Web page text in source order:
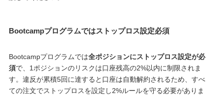
Bootcampプログラムではストップロス設定必須
Bootcampプログラムでは全ポジションにストップロス設定が必
須で、1ポジションのリスクは口座残高の2%以内に制限されま
す。違反が累積5回に達すると口座は自動解約されるため、すべ
ての注文でストップロスを設定し2%ルールを守る必要がありま